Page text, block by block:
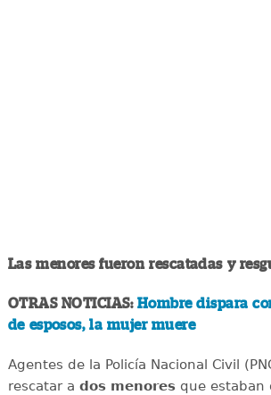
Las menores fueron rescatadas y
OTRAS NOTICIAS: Hombre dispara
de esposos, la mujer muere
Agentes de la Policía Nacional Civil
rescatar a dos menoresque estaban